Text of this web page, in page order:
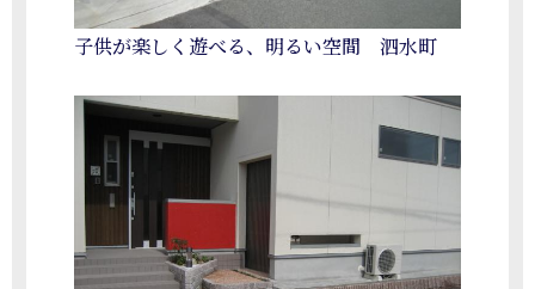
子供が楽しく遊べる、明るい空間 泗水町